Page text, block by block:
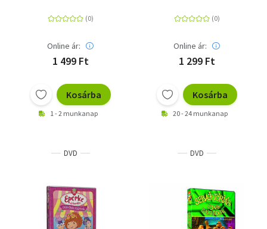
Online ár:
1 499 Ft
Kosárba
1 - 2 munkanap
Online ár:
1 299 Ft
Kosárba
20 - 24 munkanap
DVD DVD